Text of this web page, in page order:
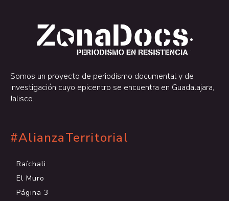
.
.
Somos un proyecto de periodismo documental y de
investigación cuyo epicentro se encuentra en Guadalajara,
Jalisco.
#AlianzaTerritorial
Raíchali
El Muro
Página 3